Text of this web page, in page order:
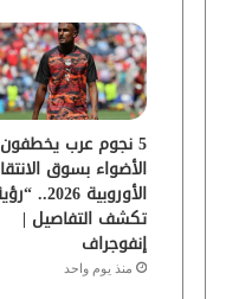
و
ك
5 نجوم عرب يخطفون
الأضواء بسوق
الأوروبية
تكشف التفاصيل |
إنفوجراف
منذ يوم واحد